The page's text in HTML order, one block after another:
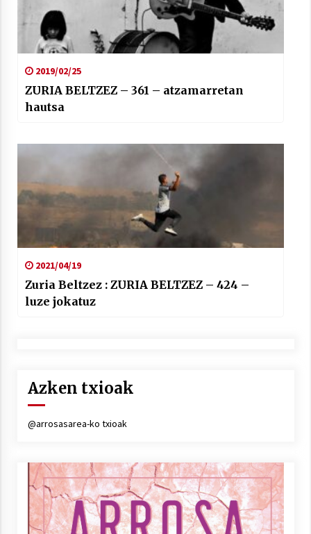
2019/02/25
ZURIA BELTZEZ – 361 – atzamarretan
hautsa
2021/04/19
Zuria Beltzez : ZURIA BELTZEZ – 424 –
luze jokatuz
Azken txioak
@arrosasarea-ko txioak